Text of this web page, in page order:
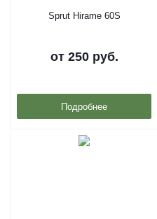
Sprut Hirame 60S
от 250 руб.
Подробнее